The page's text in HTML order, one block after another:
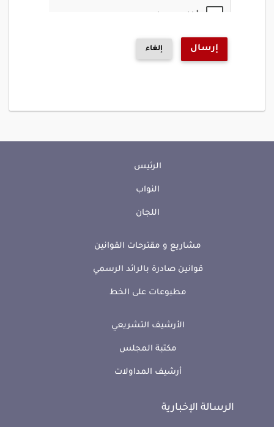
إرسال إلغاء
الرئيس
النواب
اللجان
مشاريع و مقترحات القوانين
قوانين صادرة بالرائد الرسمي
مطبوعات على الخط
الأرشيف التشريعي
مكتبة المجلس
أرشيف المداولات
الرسالة الإخبارية